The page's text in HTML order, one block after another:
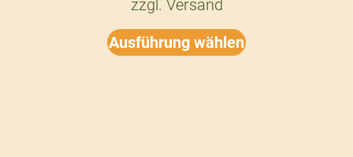
zzgl. Versand
Ausführung wählen